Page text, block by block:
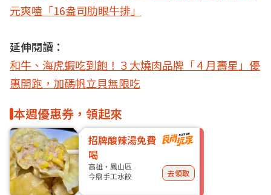
元爽嗑「16盎司肋眼牛排」
延伸閱讀：
和牛、海虎蝦吃到飽！３大燒肉品牌「４月壽星」優
惠開跑，加碼帆立貝無限吃
本週優惠券，領起來
招牌酸辣湯免費
喝
高雄・鳳山區
今鼎手工水餃
去領取